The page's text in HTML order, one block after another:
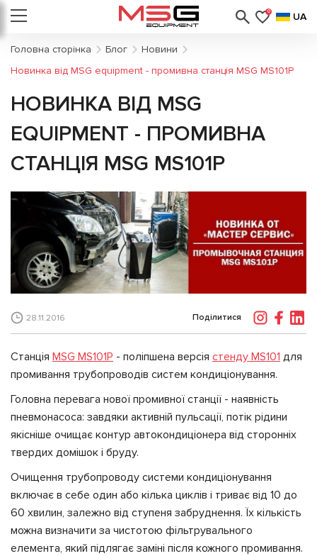
0 UA
Головна сторінка Блог
Новини
Новинка від MSG equipment - промивна станція MSG MS101P
НОВИНКА ВІД MSG
EQUIPMENT - ПРОМИВНА
СТАНЦІЯ MSG MS101P
28.11.2016 Поділитися
Станція MSG MS101P - поліпшена версія стенду MS101 для
промивання трубопроводів систем кондиціонування.
Головна перевага нової промивної станції - наявність
пневмонасоса: завдяки активній пульсації, потік рідини
якісніше очищає контур автокондиціонера від сторонніх
твердих домішок і бруду.
Очищення трубопроводу системи кондиціонування
включає в себе один або кілька циклів і триває від 10 до
60 хвилин, залежно від ступеня забруднення. Їх кількість
можна визначити за чистотою фільтрувального
елемента, який підлягає заміні після кожного промивання.